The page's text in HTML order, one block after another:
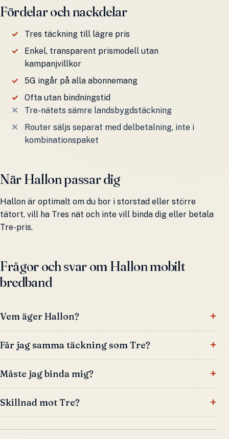
Fördelar och nackdelar
Tres täckning till lägre pris
Enkel, transparent prismodell utan
kampanjvillkor
5G ingår på alla abonnemang
Ofta utan bindningstid
Tre-nätets sämre landsbygdstäckning
Router säljs separat med delbetalning, inte i
kombinationspaket
När Hallon passar dig
Hallon är optimalt om du bor i storstad eller större
tätort, vill ha Tres nät och inte vill binda dig eller betala
Tre-pris.
Frågor och svar om Hallon mobilt
bredband
Vem äger Hallon?
Får jag samma täckning som Tre?
Måste jag binda mig?
Skillnad mot Tre?